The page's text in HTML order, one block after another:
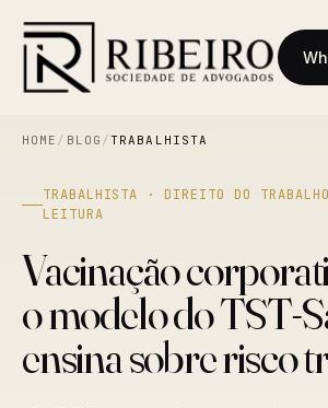
HOME / BLOG /TRABALHISTA
TRABALHISTA · DIREITO DO
LEITURA
Vacinação
o modelo do TST-
ensina sobre risco